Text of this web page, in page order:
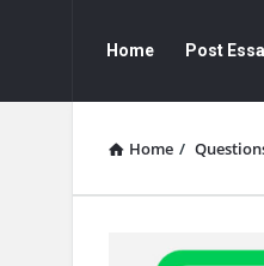
Essays
Navigation
Home Post
Home /